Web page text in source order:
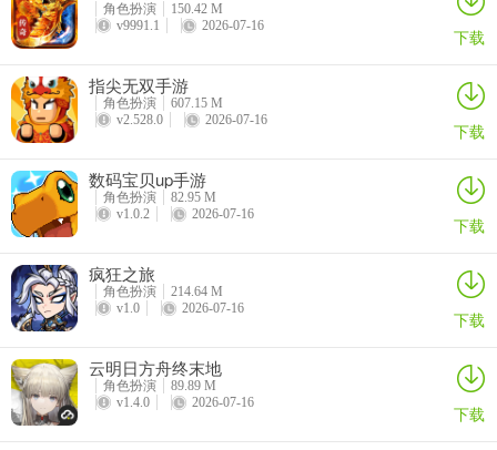
莱蕾 (祖灵 - 群伤爆发)： 八日活动第二天赠送。 强力AOE输出，可输
出可治疗。
键。
提示： 集齐以上角色，搭配任意坦克（如吉尔达）或辅助，即可组成
夏弥尔）。
游戏特色
角色扮演
150.42 M
v9991.1
2026-07-16 下载
指尖无双手游
角色扮演
607.15 M
v2.528.0
2026-07-16 下载
数码宝贝up手游
角色扮演
82.95 M
v1.0.2
2026-07-16 下载
疯狂之旅
角色扮演
214.64 M
v1.0
2026-07-16 下载
云明日方舟终末地
角色扮演
89.89 M
v1.4.0
2026-07-16 下载